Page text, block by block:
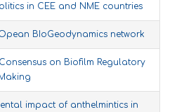
in CEE and NME countries
BIoGeodynamics network
on Biofilm Regulatory
impact of anthelmintics in